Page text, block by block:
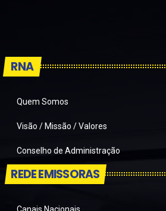
RNA
Quem Somos
Visão / Missão / Valores
Conselho de Administração
REDE EMISSORAS